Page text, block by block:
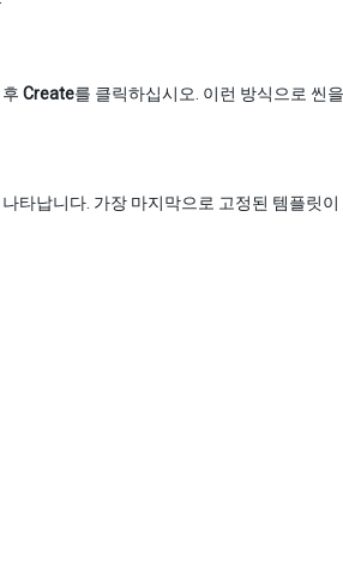
Create를 클릭하십시오. 이런 방식으로 씬
타납니다. 가장 마지막으로 고정된 템플릿이